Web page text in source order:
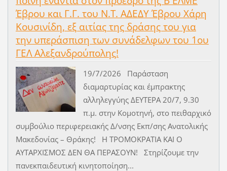
Έβρου και Γ.Γ. του Ν.Τ. ΑΔΕΔΥ Έβρου Χάρη
Κουσινίδη, εξ αιτίας της δράσης του για
την υπεράσπιση των συνάδελφων του 1ου
ΓΕΛ Αλεξανδρούπολης!
19/7/2026 Παράσταση
διαμαρτυρίας και έμπρακτης
αλληλεγγύης ΔΕΥΤΕΡΑ 20/7, 9.30
π.μ. στην Κομοτηνή, στο πειθαρχικό
συμβούλιο περιφερειακής Δ/νσης Εκπ/σης Ανατολικής
Μακεδονίας – Θράκης! Η ΤΡΟΜΟΚΡΑΤΙΑ ΚΑΙ Ο
ΑΥΤΑΡΧΙΣΜΟΣ ΔΕΝ ΘΑ ΠΕΡΑΣΟΥΝ! Στηρίζουμε την
πανεκπαιδευτική κινητοποίηση...